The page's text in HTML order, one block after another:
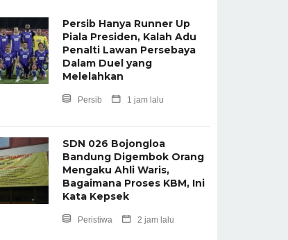
Persib Hanya Runner Up
Piala Presiden, Kalah Adu
Penalti Lawan Persebaya
Dalam Duel yang
Melelahkan
Persib 1 jam lalu
SDN 026 Bojongloa
Bandung Digembok Orang
Mengaku Ahli Waris,
Bagaimana Proses KBM, Ini
Kata Kepsek
Peristiwa 2 jam lalu